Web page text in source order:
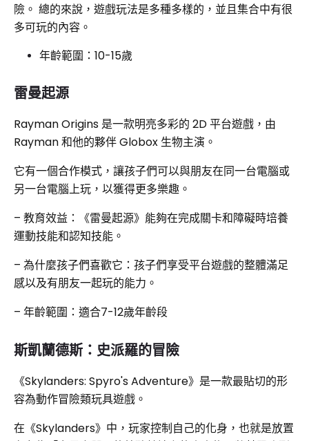
險。 總的來說，遊戲玩法是多種多樣的，並且集合中有很
多可玩的內容。
年齡範圍：10-15歲
雷曼起源
Rayman Origins 是一款明亮多彩的 2D 平台遊戲，由
Rayman 和他的夥伴 Globox 生物主演。
它有一個合作模式，讓孩子們可以與朋友在同一台電腦或
另一台電腦上玩，以獲得更多樂趣。
– 教育效益：《雷曼起源》能夠在完成關卡和障礙時培養
運動技能和認知技能。
– 為什麼孩子們喜歡它：孩子們享受平台遊戲的整體滿足
感以及有朋友一起玩的能力。
– 年齡範圍：適合7-12歲年齡段
斯凱蘭德斯：史派羅的冒險
《Skylanders: Spyro's Adventure》是一款最貼切的形
容為動作冒險類玩具遊戲。
在《Skylanders》中，玩家控制自己的化身，也就是放置